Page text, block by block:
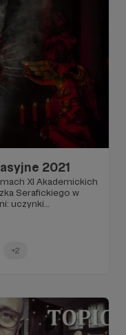
2021
XI Akademickich
Serafickiego w
uczynki
+2